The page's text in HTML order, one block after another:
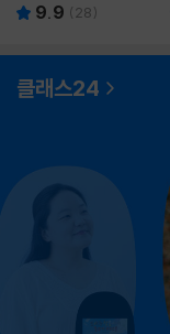
9.9 ( 28)
클래스24